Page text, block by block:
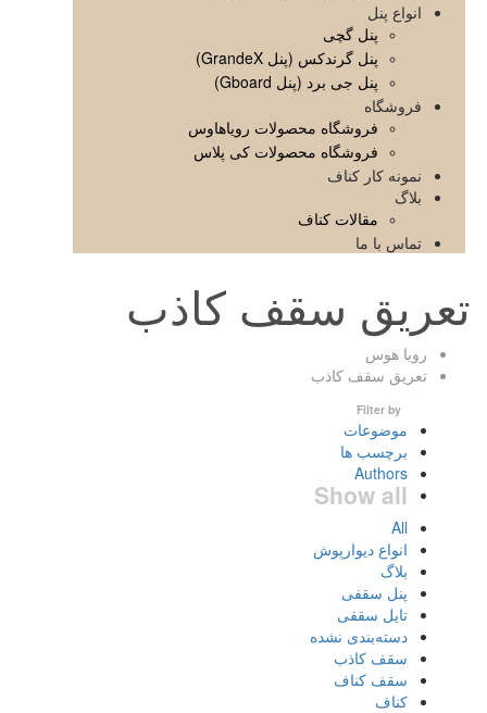
انواع پنل
پنل گچی
پنل گرندکس (پنل GrandeX)
پنل جی برد (پنل Gboard)
فروشگاه
فروشگاه محصولات رویاهاوس
فروشگاه محصولات کی پلاس
نمونه کار کناف
بلاگ
مقالات کناف
تماس با ما
تعریق سقف کاذب
رویا هوس
تعریق سقف کاذب
Filter by
موضوعات
برچسب ها
Authors
Show all
All
انواع دیوارپوش
بلاگ
پنل سقفی
تایل سقفی
دسته‌بندی نشده
سقف کاذب
سقف کناف
کناف